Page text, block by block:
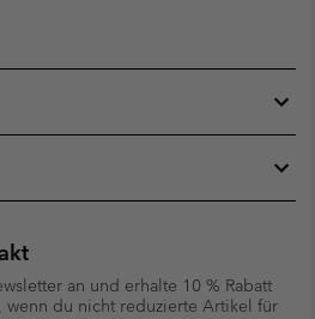
an und erhalte 10 % Rabatt
wenn du nicht reduzierte Artikel für